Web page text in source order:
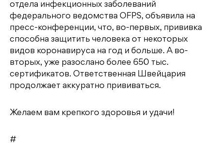
отдела инфекционных заболеваний
федерального ведомства OFPS, объявила на
пресс-конференции, что, во-первых, прививка
способна защитить человека от некоторых
видов коронавируса на год и больше. А во-
вторых, уже разослано более 650 тыс.
сертификатов. Ответственная Швейцария
продолжает аккуратно прививаться.
Желаем вам крепкого здоровья и удачи!
#